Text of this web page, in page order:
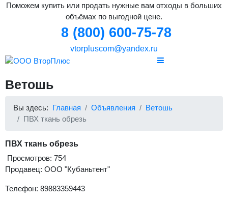
Поможем купить или продать нужные вам отходы в больших
объёмах по выгодной цене.
8 (800) 600-75-78
vtorpluscom@yandex.ru
Ветошь
Вы здесь: Главная Объявления
Ветошь
ПВХ ткань обрезь
ПВХ ткань обрезь
Просмотров: 754
Продавец: ООО "Кубаньтент"
Телефон: 89883359443